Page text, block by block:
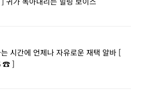
시간에 언제나 자유로운 재택 알바 [
☎ ]